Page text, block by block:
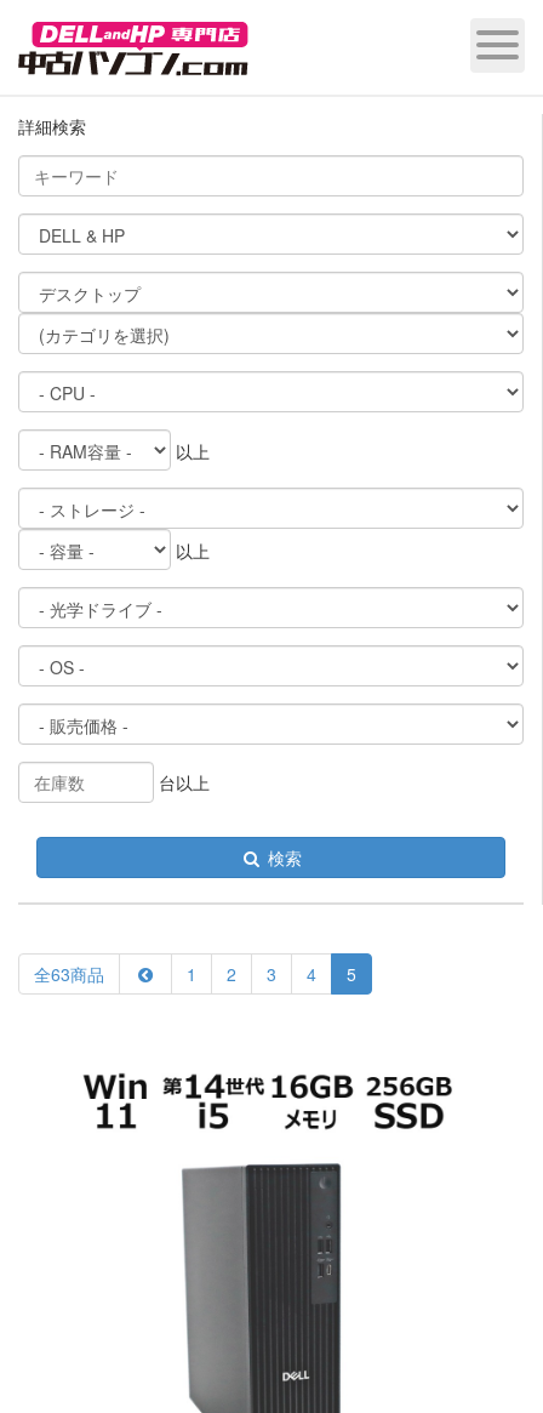
詳細検索
以上
以上
台以上
検索
全63商品 1 2 3 4 5